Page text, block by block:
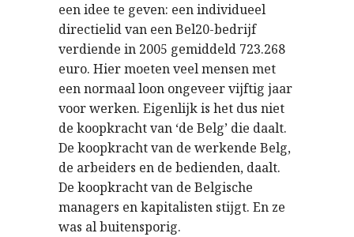
een idee te geven: een individueel
directielid van een Bel20-bedrijf
verdiende in 2005 gemiddeld 723.268
euro. Hier moeten veel mensen met
een normaal loon ongeveer vijftig jaar
voor werken. Eigenlijk is het dus niet
de koopkracht van ‘de Belg’ die daalt.
De koopkracht van de werkende Belg,
de arbeiders en de bedienden, daalt.
De koopkracht van de Belgische
managers en kapitalisten stijgt. En ze
was al buitensporig.